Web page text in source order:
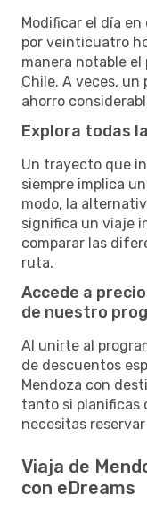
Modificar el día
por veinticuatro
manera notable
Chile. A veces,
ahorro
Explora todas
Un trayecto que
siempre implica
modo, la
significa un viaje
comparar las
ruta.
Accede a
de nuestro
Al unirte al
de descuentos
Mendoza con
tanto si planificas
necesitas
Viaja de
con eDreams